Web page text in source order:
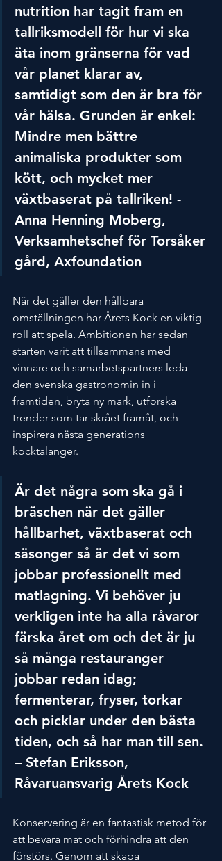
nutrition har tagit fram en
tallriksmodell för hur vi ska
äta inom gränserna för vad
vår planet klarar av,
samtidigt som den är bra för
vår hälsa. Grunden är enkel:
Mindre men bättre
animaliska produkter som
kött, och mycket mer
växtbaserat på tallriken! -
Anna Henning Moberg,
Verksamhetschef för Torsåker
gård, Axfoundation
När det gäller den hållbara
omställningen har Årets Kock en viktig
roll att spela. Ambitionen har sedan
starten varit att tillsammans med
vinnare och samarbetspartners leda
den svenska gastronomin in i
framtiden, bryta ny mark, utforska
trender som tar skrået framåt, och
inspirera nästa generations
kocktalanger.
Är det några som ska gå i
bräschen när det gäller
hållbarhet, växtbaserat och
säsonger så är det vi som
jobbar professionellt med
matlagning. Vi behöver ju
verkligen inte ha alla råvaror
färska året om och det är ju
så många restauranger
jobbar redan idag;
fermenterar, fryser, torkar
och picklar under den bästa
tiden, och så har man till sen.
– Stefan Eriksson,
Råvaruansvarig Årets Kock
Konservering är en fantastisk metod för
att bevara mat och förhindra att den
förstörs. Genom att skapa